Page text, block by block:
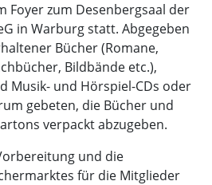
Foyer zum Desenbergsaal der
in Warburg statt. Abgegeben
Bücher (Romane,
Bildbände etc.),
Musik- und Hörspiel-CDs oder
gebeten, die Bücher und
verpackt abzugeben.
und die
für die Mitglieder